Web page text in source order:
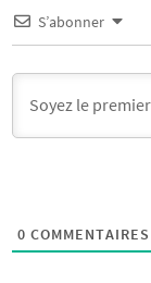
S’abonner
0 COMMENTAIRES